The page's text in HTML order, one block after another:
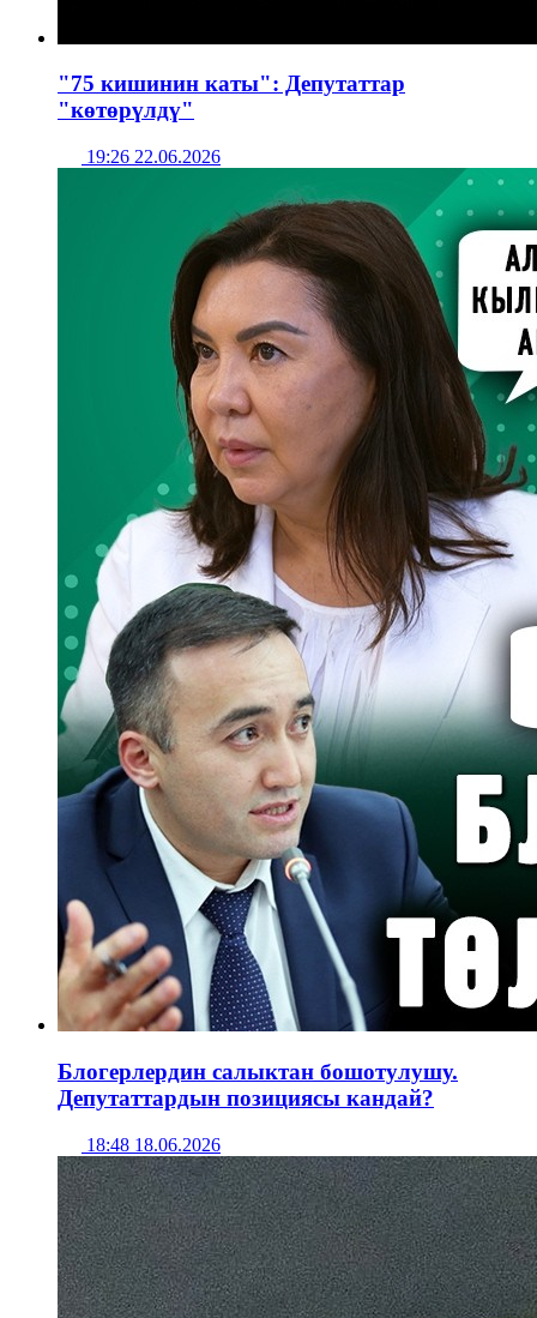
"75 кишинин каты": Депутаттар
"көтөрүлдү"
19:26 22.06.2026
Блогерлердин салыктан бошотулушу.
Депутаттардын позициясы кандай?
18:48 18.06.2026